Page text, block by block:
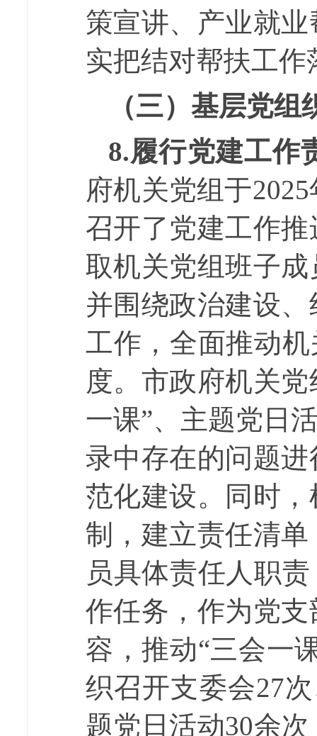
策宣讲、产业就
实把结对帮扶工作
（三）基层党
8.履行党建工作
府机关党组于2025
召开了党建工作
取机关党组班子
并围绕政治建设
工作，全面推动
度。 市政府机关党
一课”、主题党日
录中存在的问题
范化建设。同时
制，建立责任清
员具体责任人职
作任务，作为党
容，推动“三会一
织召开支委会27
题党日活动30余